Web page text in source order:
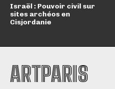
Israël : Pouvoir civil sur
sites archéos en
Cisjordanie
ARTPARIS